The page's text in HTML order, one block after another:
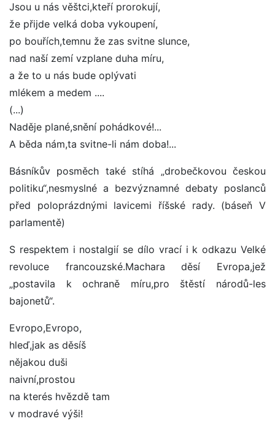
Jsou u nás věštci,kteří prorokují,
že přijde velká doba vykoupení,
po bouřích,temnu že zas svitne slunce,
nad naší zemí vzplane duha míru,
a že to u nás bude oplývati
mlékem a medem ....
(...)
Naděje plané,snění pohádkové!...
A běda nám,ta svitne-li nám doba!...
Básníkův posměch také stíhá „drobečkovou českou
politiku“,nesmyslné a bezvýznamné debaty poslanců
před poloprázdnými lavicemi říšské rady. (báseň V
parlamentě)
S respektem i nostalgií se dílo vrací i k odkazu Velké
revoluce francouzské.Machara děsí Evropa,jež
„postavila k ochraně míru,pro štěstí národů-les
bajonetů“.
Evropo,Evropo,
hleď,jak as děsíš
nějakou duši
naivní,prostou
na kterés hvězdě tam
v modravé výši!